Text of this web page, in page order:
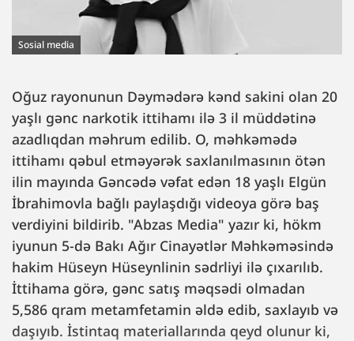
Sosial media
Oğuz rayonunun Dəymədərə kənd sakini olan 20
yaşlı gənc narkotik ittihamı ilə 3 il müddətinə
azadlıqdan məhrum edilib. O, məhkəmədə
ittihamı qəbul etməyərək saxlanılmasının ötən
ilin mayında Gəncədə vəfat edən 18 yaşlı Elgün
İbrahimovla bağlı paylaşdığı videoya görə baş
verdiyini bildirib. "Abzas Media" yazır ki, hökm
iyunun 5-də Bakı Ağır Cinayətlər Məhkəməsində
hakim Hüseyn Hüseynlinin sədrliyi ilə çıxarılıb.
İttihama görə, gənc satış məqsədi olmadan
5,586 qram metamfetamin əldə edib, saxlayıb və
daşıyıb. İstintaq materiallarında qeyd olunur ki,